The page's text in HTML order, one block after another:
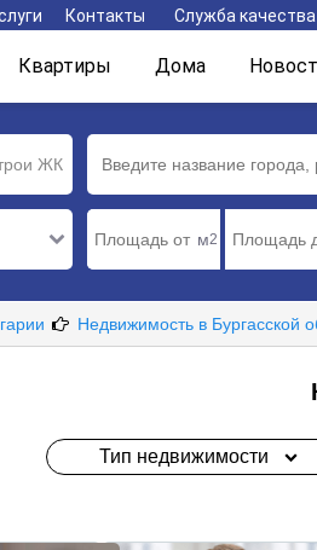
Контакты Служба качества
Квартиры Дома
ЖК
м2
Недвижимость в Бургасской
Тип недвижимости